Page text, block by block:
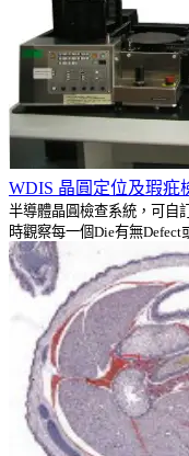
WDIS 晶圓定位及瑕疪
半導體晶圓檢查系統，可自
時觀察每一個Die有無Defect